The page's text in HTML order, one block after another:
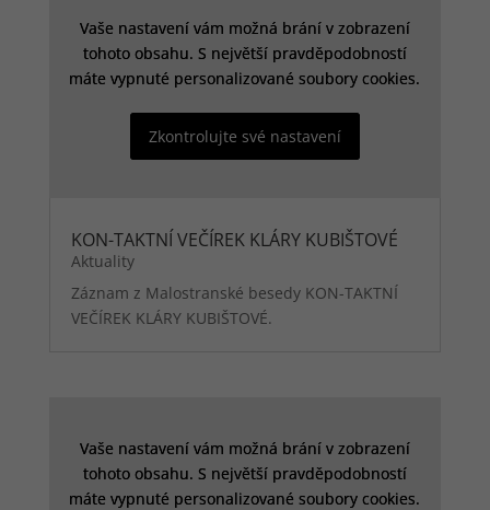
Vaše nastavení vám možná brání v zobrazení
tohoto obsahu. S největší pravděpodobností
máte vypnuté personalizované soubory cookies.
Zkontrolujte své nastavení
Vaše nastavení vám možná brání v zobrazení
tohoto obsahu. S největší pravděpodobností
máte vypnuté personalizované soubory cookies.
Zkontrolujte své nastavení
KON-TAKTNÍ VEČÍREK KLÁRY KUBIŠTOVÉ
Aktuality
Záznam z Malostranské besedy KON-TAKTNÍ
VEČÍREK KLÁRY KUBIŠTOVÉ.
Vaše nastavení vám možná brání v zobrazení
tohoto obsahu. S největší pravděpodobností
máte vypnuté personalizované soubory cookies.
Vaše nastavení vám možná brání v zobrazení
tohoto obsahu. S největší pravděpodobností
máte vypnuté personalizované soubory cookies.
Technické
cookies
všech
funkcí, které
nabízí. Jsou